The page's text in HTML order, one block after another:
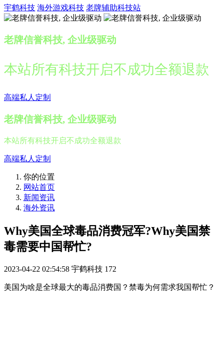
宇鹤科技 海外游戏科技 老牌辅助科技站
老牌信誉科技, 企业级驱动
本站所有科技开启不成功全额退款
高端私人定制
老牌信誉科技, 企业级驱动
本站所有科技开启不成功全额退款
高端私人定制
你的位置
网站首页
新闻资讯
海外资讯
Why美国全球毒品消费冠军?Why美国禁
毒需要中国帮忙?
2023-04-22 02:54:58 宇鹤科技 172
美国为啥是全球最大的毒品消费国？禁毒为何需求我国帮忙？